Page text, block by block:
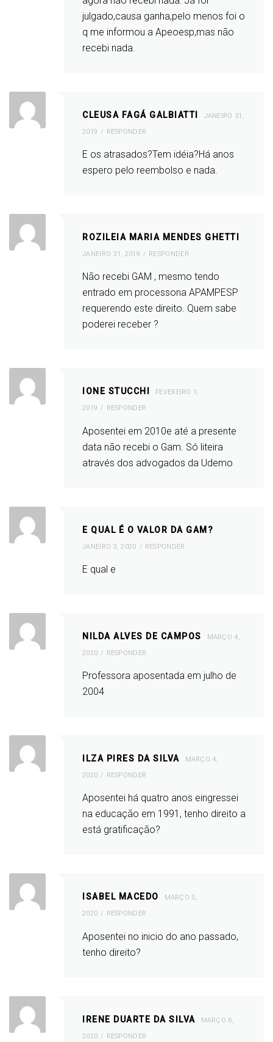
julgado,causa ganha,pelo menos foi o
q me informou a Apeoesp,mas não
recebi nada.
CLEUSA FAGÁ GALBIATTI
JANEIRO 31,
2019
RESPONDER
E os atrasados?Tem idéia?Há anos
espero pelo reembolso e nada.
ROZILEIA MARIA MENDES GHETTI
JANEIRO 31, 2019 RESPONDER
Não recebi GAM , mesmo tendo
entrado em processona APAMPESP
requerendo este direito. Quem sabe
poderei receber ?
IONE STUCCHI
FEVEREIRO 1,
2019
RESPONDER
Aposentei em 2010e até a presente
data não recebi o Gam. Só liteira
através dos advogados da Udemo
E QUAL É O VALOR DA GAM?
JANEIRO 3, 2020 RESPONDER
E qual e
NILDA ALVES DE CAMPOS
MARÇO 4,
2020
RESPONDER
Professora aposentada em julho de
2004
ILZA PIRES DA SILVA
MARÇO 4,
2020
RESPONDER
Aposentei há quatro anos eingressei
na educação em 1991, tenho direito a
está gratificação?
ISABEL MACEDO
MARÇO 5,
2020
RESPONDER
Aposentei no inicio do ano passado,
tenho direito?
IRENE DUARTE DA SILVA
MARÇO 6,
2020
RESPONDER